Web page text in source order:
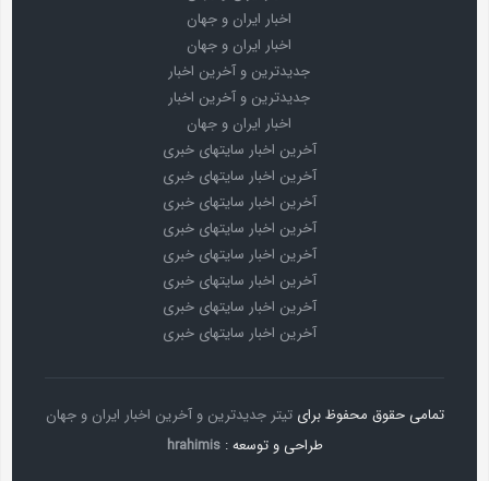
اخبار ایران و جهان
اخبار ایران و جهان
جدیدترین و آخرین اخبار
جدیدترین و آخرین اخبار
اخبار ایران و جهان
آخرین اخبار سایتهای خبری
آخرین اخبار سایتهای خبری
آخرین اخبار سایتهای خبری
آخرین اخبار سایتهای خبری
آخرین اخبار سایتهای خبری
آخرین اخبار سایتهای خبری
آخرین اخبار سایتهای خبری
آخرین اخبار سایتهای خبری
تمامی حقوق محفوظ برای تیتر جدیدترین و آخرین اخبار ایران و جهان
طراحی و توسعه : hrahimis